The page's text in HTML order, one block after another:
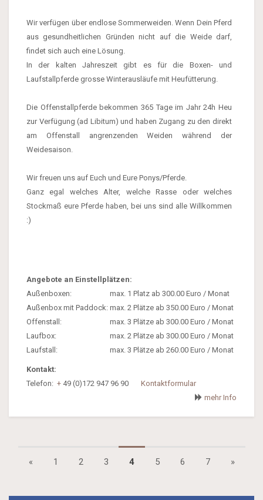
Wir verfügen über endlose Sommerweiden. Wenn Dein Pferd
aus gesundheitlichen Gründen nicht auf die Weide darf,
findet sich auch eine Lösung.
In der kalten Jahreszeit gibt es für die Boxen- und
Laufstallpferde grosse Winterausläufe mit Heufütterung.
Die Offenstallpferde bekommen 365 Tage im Jahr 24h Heu
zur Verfügung (ad Libitum) und haben Zugang zu den direkt
am Offenstall angrenzenden Weiden während der
Weidesaison.
Wir freuen uns auf Euch und Eure Ponys/Pferde.
Ganz egal welches Alter, welche Rasse oder welches
Stockmaß eure Pferde haben, bei uns sind alle Willkommen
:)
Angebote an Einstellplätzen:
Außenboxen:
max. 1 Platz ab 300.00 Euro / Monat
Außenbox mit Paddock: max. 2 Plätze ab 350.00 Euro / Monat
Offenstall:
max. 3 Plätze ab 300.00 Euro / Monat
Laufbox:
max. 2 Plätze ab 300.00 Euro / Monat
Laufstall:
max. 3 Plätze ab 260.00 Euro / Monat
Kontakt:
Telefon: + 49 (0)172 947 96 90 Kontaktformular
mehr Info
«Anfang
1 2 3 4 5 6 7 »Ende